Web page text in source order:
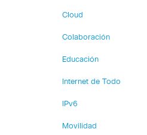
Cloud
Colaboración
Educación
Internet de Todo
IPv6
Movilidad